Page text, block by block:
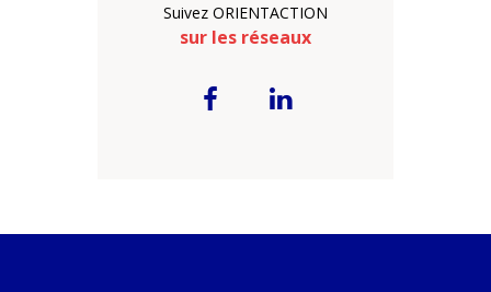
Suivez ORIENTACTION
sur les réseaux